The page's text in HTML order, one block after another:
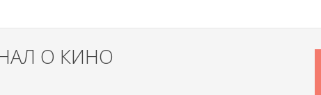
О КИНО